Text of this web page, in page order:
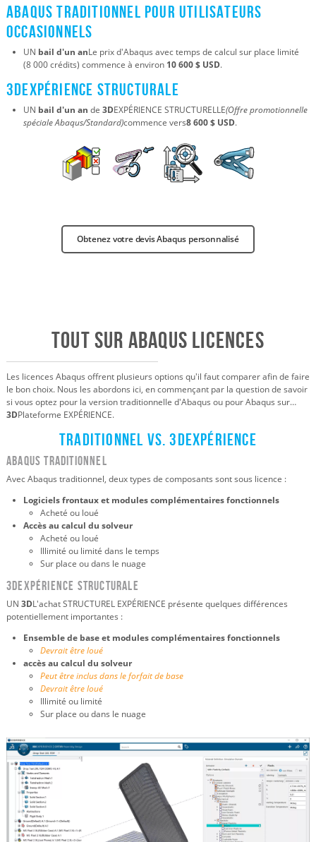
Abaqus traditionnel pour utilisateurs
occasionnels
UN bail d'un anLe prix d'Abaqus avec temps de calcul sur place limité
(8 000 crédits) commence à environ 10 600 $ USD.
3DEXPÉRIENCE STRUCTURALE
UN bail d'un an de 3DEXPÉRIENCE STRUCTURELLE(Offre promotionnelle
spéciale Abaqus/Standard)commence vers8 600 $ USD.
Obtenez votre devis Abaqus personnalisé
Tout sur Abaqus Licences
Les licences Abaqus offrent plusieurs options qu'il faut comparer afin de faire
le bon choix. Nous les abordons ici, en commençant par la question de savoir
si vous optez pour la version traditionnelle d'Abaqus ou pour Abaqus sur…
3DPlateforme EXPÉRIENCE.
Traditionnel vs. 3DEXPÉRIENCE
Abaqus traditionnel
Avec Abaqus traditionnel, deux types de composants sont sous licence :
Logiciels frontaux et modules complémentaires fonctionnels
Acheté ou loué
Accès au calcul du solveur
Acheté ou loué
Illimité ou limité dans le temps
Sur place ou dans le nuage
3DEXPÉRIENCE STRUCTURALE
UN 3DL'achat STRUCTUREL EXPÉRIENCE présente quelques différences
potentiellement importantes :
Ensemble de base et modules complémentaires fonctionnels
Devrait être loué
accès au calcul du solveur
Peut être inclus dans le forfait de base
Devrait être loué
Illimité ou limité
Sur place ou dans le nuage